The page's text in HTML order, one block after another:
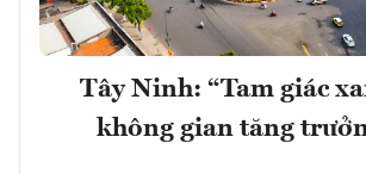
Tây Ninh: “Tam giác
không gian tăng